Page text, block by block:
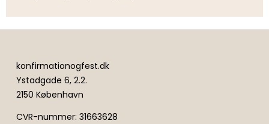
konfirmationogfest.dk
Ystadgade 6, 2.2.
2150 København
CVR-nummer: 31663628